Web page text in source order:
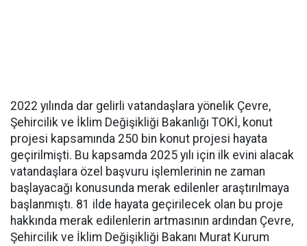
2022 yılında dar gelirli vatandaşlara yönelik Çevre,
Şehircilik ve İklim Değişikliği Bakanlığı TOKİ, konut
projesi kapsamında 250 bin konut projesi hayata
geçirilmişti. Bu kapsamda 2025 yılı için ilk evini alacak
vatandaşlara özel başvuru işlemlerinin ne zaman
başlayacağı konusunda merak edilenler araştırılmaya
başlanmıştı. 81 ilde hayata geçirilecek olan bu proje
hakkında merak edilenlerin artmasının ardından Çevre,
Şehircilik ve İklim Değişikliği Bakanı Murat Kurum